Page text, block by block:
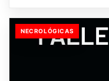
NECROLÓGICAS